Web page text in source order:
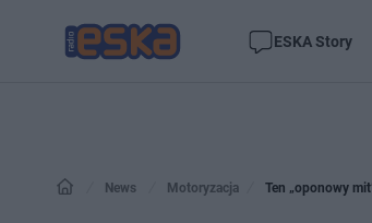
ESKA Story
News Motoryzacja Ten „oponowy